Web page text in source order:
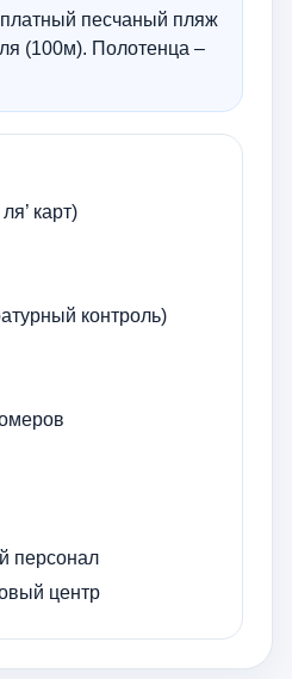
песчаный пляж
(100м). Полотенца –
карт)
контроль)
персонал
центр